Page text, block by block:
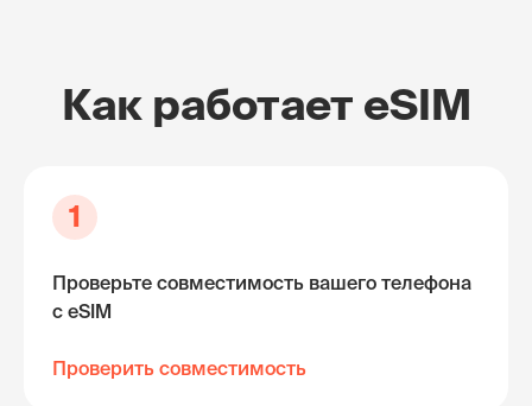
Как работает eSIM
1
Проверьте совместимость вашего телефона
с eSIM
Проверить совместимость